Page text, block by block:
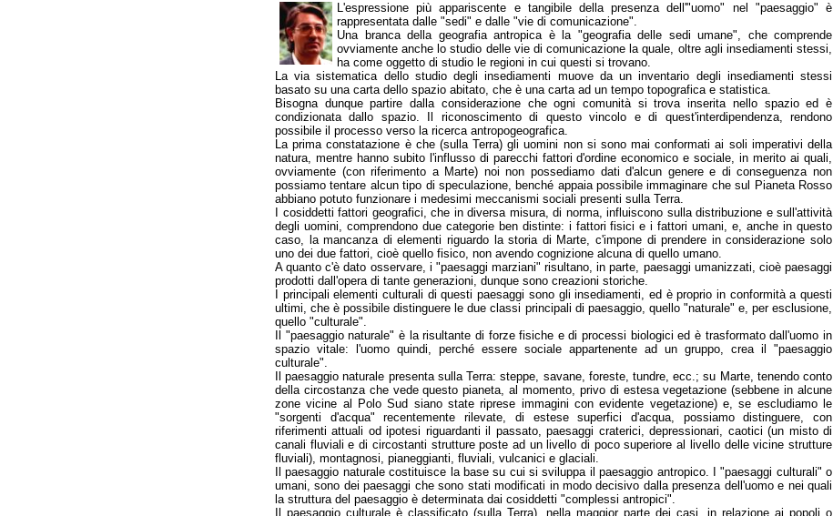
L'espressione più appariscente e tangibile della presenza dell'"uomo" nel "paesaggio" è
rappresentata dalle "sedi" e dalle "vie di comunicazione".
Una branca della geografia antropica è la "geografia delle sedi umane", che comprende
ovviamente anche lo studio delle vie di comunicazione la quale, oltre agli insediamenti stessi,
ha come oggetto di studio le regioni in cui questi si trovano.
La via sistematica dello studio degli insediamenti muove da un inventario degli insediamenti stessi
basato su una carta dello spazio abitato, che è una carta ad un tempo topografica e statistica.
Bisogna dunque partire dalla considerazione che ogni comunità si trova inserita nello spazio ed è
condizionata dallo spazio. Il riconoscimento di questo vincolo e di quest'interdipendenza, rendono
possibile il processo verso la ricerca antropogeografica.
La prima constatazione è che (sulla Terra) gli uomini non si sono mai conformati ai soli imperativi della
natura, mentre hanno subito l'influsso di parecchi fattori d'ordine economico e sociale, in merito ai quali,
ovviamente (con riferimento a Marte) noi non possediamo dati d'alcun genere e di conseguenza non
possiamo tentare alcun tipo di speculazione, benché appaia possibile immaginare che sul Pianeta Rosso
abbiano potuto funzionare i medesimi meccanismi sociali presenti sulla Terra.
I cosiddetti fattori geografici, che in diversa misura, di norma, influiscono sulla distribuzione e sull'attività
degli uomini, comprendono due categorie ben distinte: i fattori fisici e i fattori umani, e, anche in questo
caso, la mancanza di elementi riguardo la storia di Marte, c'impone di prendere in considerazione solo
uno dei due fattori, cioè quello fisico, non avendo cognizione alcuna di quello umano.
A quanto c'è dato osservare, i "paesaggi marziani" risultano, in parte, paesaggi umanizzati, cioè paesaggi
prodotti dall'opera di tante generazioni, dunque sono creazioni storiche.
I principali elementi culturali di questi paesaggi sono gli insediamenti, ed è proprio in conformità a questi
ultimi, che è possibile distinguere le due classi principali di paesaggio, quello "naturale" e, per esclusione,
quello "culturale".
Il "paesaggio naturale" è la risultante di forze fisiche e di processi biologici ed è trasformato dall'uomo in
spazio vitale: l'uomo quindi, perché essere sociale appartenente ad un gruppo, crea il "paesaggio
culturale".
Il paesaggio naturale presenta sulla Terra: steppe, savane, foreste, tundre, ecc.; su Marte, tenendo conto
della circostanza che vede questo pianeta, al momento, privo di estesa vegetazione (sebbene in alcune
zone vicine al Polo Sud siano state riprese immagini con evidente vegetazione) e, se escludiamo le
"sorgenti d'acqua" recentemente rilevate, di estese superfici d'acqua, possiamo distinguere, con
riferimenti attuali od ipotesi riguardanti il passato, paesaggi craterici, depressionari, caotici (un misto di
canali fluviali e di circostanti strutture poste ad un livello di poco superiore al livello delle vicine strutture
fluviali), montagnosi, pianeggianti, fluviali, vulcanici e glaciali.
Il paesaggio naturale costituisce la base su cui si sviluppa il paesaggio antropico. I "paesaggi culturali" o
umani, sono dei paesaggi che sono stati modificati in modo decisivo dalla presenza dell'uomo e nei quali
la struttura del paesaggio è determinata dai cosiddetti "complessi antropici".
Il paesaggio culturale è classificato (sulla Terra), nella maggior parte dei casi, in relazione ai popoli o